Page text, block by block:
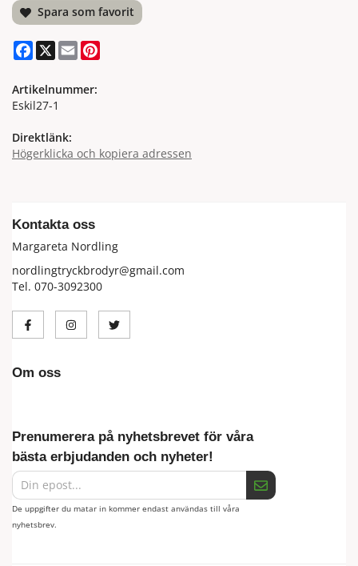
Spara som favorit
Facebook
X Email
Artikelnummer:
Eskil27-1
Direktlänk:
Högerklicka och kopiera adressen
Kontakta oss
Margareta Nordling
nordlingtryckbrodyr@gmail.com
Tel. 070-3092300
Om oss
Prenumerera på nyhetsbrevet för våra
bästa erbjudanden och nyheter!
De uppgifter du matar in kommer endast användas till våra
nyhetsbrev.